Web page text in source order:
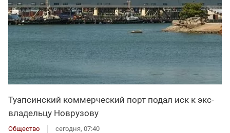
Туапсинский коммерческий порт подал иск к экс-
владельцу Новрузову
Общество сегодня, 07:40